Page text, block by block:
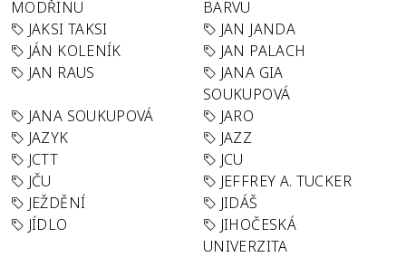
MODŘINU
BARVU
JAKSI TAKSI
JAN JANDA
JÁN KOLENÍK
JAN PALACH
JAN RAUS
JANA GIA
SOUKUPOVÁ
JANA SOUKUPOVÁ
JARO
JAZYK
JAZZ
JCTT
JCU
JČU
JEFFREY A. TUCKER
JEŽDĚNÍ
JIDÁŠ
JÍDLO
JIHOČESKÁ
UNIVERZITA